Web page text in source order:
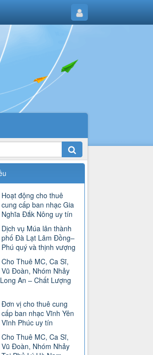
Hoạt động cho thuê
cung cấp ban nhạc Gia
Nghĩa Đắk Nông uy tín
Dịch vụ Múa lân thành
phố Đà Lạt Lâm Đồng–
Phú quý và thịnh vượng
Cho Thuê MC, Ca Sĩ,
Vũ Đoàn, Nhóm Nhảy
An – Chất Lượng
Đơn vị cho thuê cung
cấp ban nhạc Vĩnh Yên
Vĩnh Phúc uy tín
Cho Thuê MC, Ca Sĩ,
Vũ Đoàn, Nhóm Nhảy